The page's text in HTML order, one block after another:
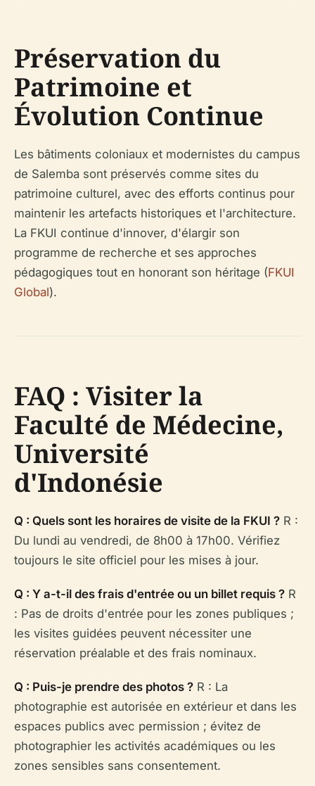
Préservation du
Patrimoine et
Évolution Continue
Les bâtiments coloniaux et modernistes du campus
de Salemba sont préservés comme sites du
patrimoine culturel, avec des efforts continus pour
maintenir les artefacts historiques et l'architecture.
La FKUI continue d'innover, d'élargir son
programme de recherche et ses approches
pédagogiques tout en honorant son héritage (FKUI
Global).
FAQ : Visiter la
Faculté de Médecine,
Université
d'Indonésie
Q : Quels sont les horaires de visite de la FKUI ? R :
Du lundi au vendredi, de 8h00 à 17h00. Vérifiez
toujours le site officiel pour les mises à jour.
Q : Y a-t-il des frais d'entrée ou un billet requis ? R
: Pas de droits d'entrée pour les zones publiques ;
les visites guidées peuvent nécessiter une
réservation préalable et des frais nominaux.
Q : Puis-je prendre des photos ? R : La
photographie est autorisée en extérieur et dans les
espaces publics avec permission ; évitez de
photographier les activités académiques ou les
zones sensibles sans consentement.